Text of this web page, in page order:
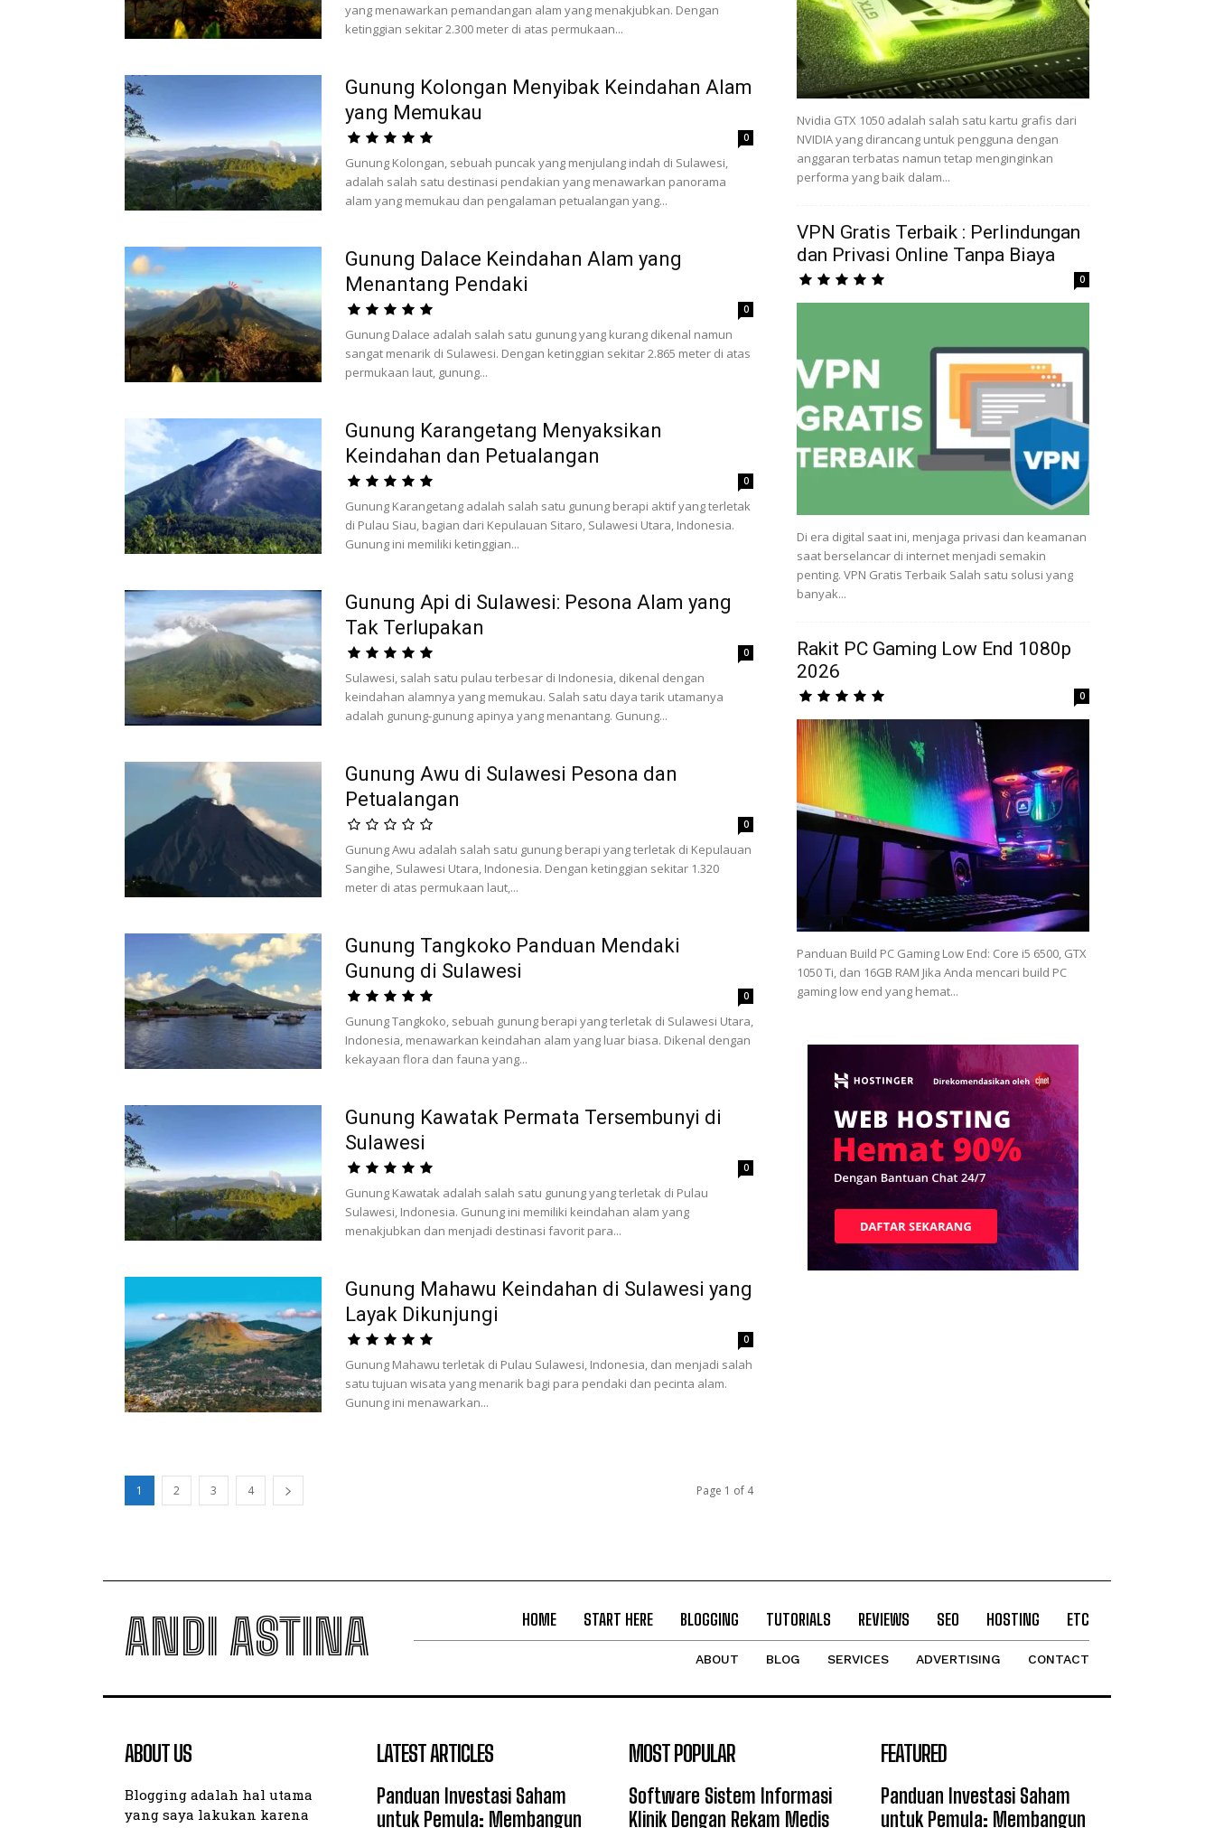
yang menawarkan pemandangan alam yang menakjubkan. Dengan
ketinggian sekitar 2.300 meter di atas permukaan...
Gunung Kolongan Menyibak Keindahan Alam
yang Memukau
0
Gunung Kolongan, sebuah puncak yang menjulang indah di Sulawesi,
adalah salah satu destinasi pendakian yang menawarkan panorama
alam yang memukau dan pengalaman petualangan yang...
Gunung Dalace Keindahan Alam yang
Menantang Pendaki
0
Gunung Dalace adalah salah satu gunung yang kurang dikenal namun
sangat menarik di Sulawesi. Dengan ketinggian sekitar 2.865 meter di atas
permukaan laut, gunung...
Gunung Karangetang Menyaksikan
Keindahan dan Petualangan
0
Gunung Karangetang adalah salah satu gunung berapi aktif yang terletak
di Pulau Siau, bagian dari Kepulauan Sitaro, Sulawesi Utara, Indonesia.
Gunung ini memiliki ketinggian...
Gunung Api di Sulawesi: Pesona Alam yang
Tak Terlupakan
0
Sulawesi, salah satu pulau terbesar di Indonesia, dikenal dengan
keindahan alamnya yang memukau. Salah satu daya tarik utamanya
adalah gunung-gunung apinya yang menantang. Gunung...
Gunung Awu di Sulawesi Pesona dan
Petualangan
0
Gunung Awu adalah salah satu gunung berapi yang terletak di Kepulauan
Sangihe, Sulawesi Utara, Indonesia. Dengan ketinggian sekitar 1.320
meter di atas permukaan laut,...
Gunung Tangkoko Panduan Mendaki
Gunung di Sulawesi
0
Gunung Tangkoko, sebuah gunung berapi yang terletak di Sulawesi Utara,
Indonesia, menawarkan keindahan alam yang luar biasa. Dikenal dengan
kekayaan flora dan fauna yang...
Gunung Kawatak Permata Tersembunyi di
Sulawesi
0
Gunung Kawatak adalah salah satu gunung yang terletak di Pulau
Sulawesi, Indonesia. Gunung ini memiliki keindahan alam yang
menakjubkan dan menjadi destinasi favorit para...
Gunung Mahawu Keindahan di Sulawesi yang
Layak Dikunjungi
0
Gunung Mahawu terletak di Pulau Sulawesi, Indonesia, dan menjadi salah
satu tujuan wisata yang menarik bagi para pendaki dan pecinta alam.
Gunung ini menawarkan...
1 2 3 4 Page 1 of 4
Nvidia GTX 1050 adalah salah satu kartu grafis dari
NVIDIA yang dirancang untuk pengguna dengan
anggaran terbatas namun tetap menginginkan
performa yang baik dalam...
VPN Gratis Terbaik : Perlindungan
dan Privasi Online Tanpa Biaya
0
Di era digital saat ini, menjaga privasi dan keamanan
saat berselancar di internet menjadi semakin
penting. VPN Gratis Terbaik Salah satu solusi yang
banyak...
Rakit PC Gaming Low End 1080p
2026
0
Panduan Build PC Gaming Low End: Core i5 6500, GTX
1050 Ti, dan 16GB RAM Jika Anda mencari build PC
gaming low end yang hemat...
ANDI ASTINA HOME START HERE BLOGGING TUTORIALS REVIEWS SEO HOSTING ETC
ABOUT BLOG SERVICES ADVERTISING CONTACT
ABOUT US
Blogging adalah hal utama
yang saya lakukan karena
LATEST ARTICLES
Panduan Investasi Saham
untuk Pemula: Membangun
MOST POPULAR
Software Sistem Informasi
Klinik Dengan Rekam Medis
FEATURED
Panduan Investasi Saham
untuk Pemula: Membangun